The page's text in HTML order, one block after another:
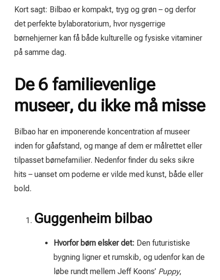
Kort sagt: Bilbao er kompakt, tryg og grøn – og derfor
det perfekte bylaboratorium, hvor nysgerrige
børnehjerner kan få både kulturelle og fysiske vitaminer
på samme dag.
De 6 familievenlige
museer, du ikke må misse
Bilbao har en imponerende koncentration af museer
inden for gåafstand, og mange af dem er målrettet eller
tilpasset børnefamilier. Nedenfor finder du seks sikre
hits – uanset om poderne er vilde med kunst, både eller
bold.
Guggenheim bilbao
Hvorfor børn elsker det: Den futuristiske
bygning ligner et rumskib, og udenfor kan de
løbe rundt mellem Jeff Koons’ Puppy,